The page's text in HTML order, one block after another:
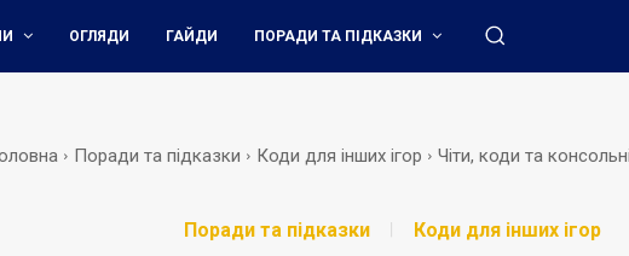
ОГЛЯДИ ГАЙДИ ПОРАДИ ТА ПІДКАЗКИ
Поради та підказки Коди для інших ігор Чіти, коди та
Поради та підказки Коди для інших ігор